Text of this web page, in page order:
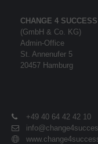
Aenean commodo
Cum sociis
montes, nascetur
ultricies nec.
CHANGE 4 SUCCESS
(GmbH & Co. KG)
Admin-Office
St. Annenufer 5
20457 Hamburg
+49 40 64 42 42 10